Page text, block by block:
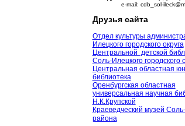
e-mail: cdb_sol-
Друзья сайта
Отдел культуры
Илецкого городского округа
Центральной детской
Соль-Илецкого городского
Центральная областная
библиотека
Оренбургская областная
универсальная научная
Н.К.Крупской
Краеведческий музей
района